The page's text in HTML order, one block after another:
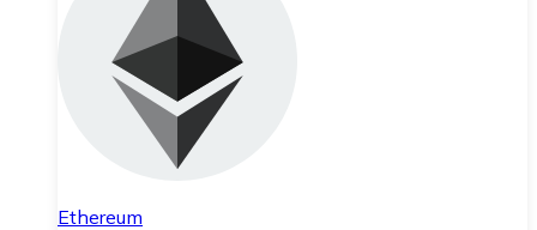
Ethereum